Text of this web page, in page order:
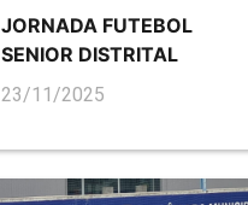
JORNADA FUTEBOL
SENIOR DISTRITAL
23/11/2025